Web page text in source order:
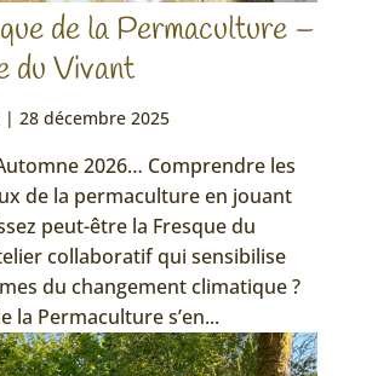
de la Permaculture –
du Vivant
| 28 décembre 2025
2026… Comprendre les
de la permaculture en jouant
peut-être la Fresque du
collaboratif qui sensibilise
du changement climatique ?
la Permaculture s’en...